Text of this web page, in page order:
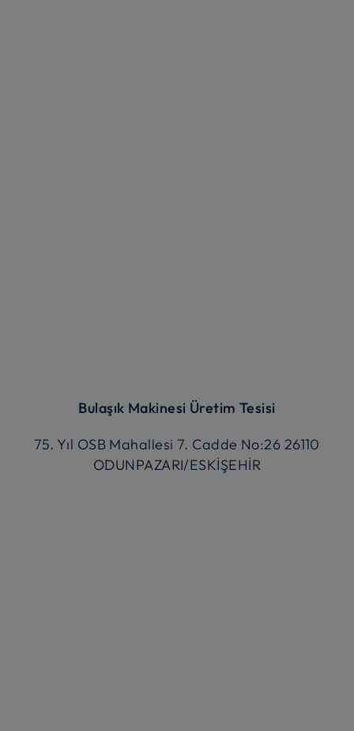
Bulaşık Makinesi Üretim Tesisi
75. Yıl OSB Mahallesi 7. Cadde No:26 26110
ODUNPAZARI/ESKİŞEHİR